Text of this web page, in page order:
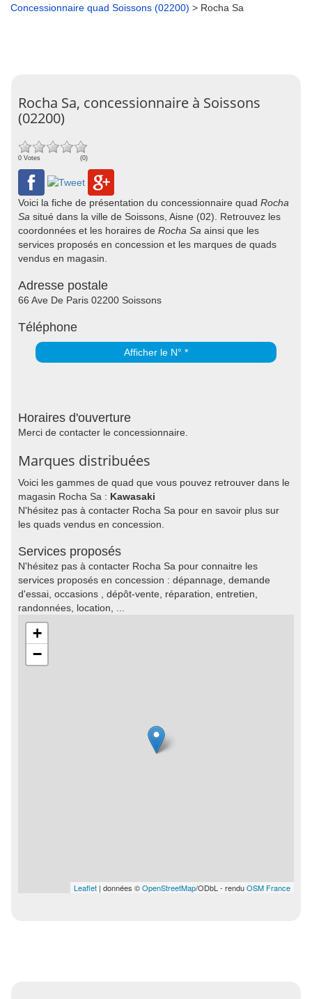
Concessionnaire quad Soissons (02200) > Rocha Sa
Rocha Sa, concessionnaire à Soissons
(02200)
0 Votes (0)
Voici la fiche de présentation du concessionnaire quad Rocha
Sa situé dans la ville de Soissons, Aisne (02). Retrouvez les
coordonnées et les horaires de Rocha Sa ainsi que les
services proposés en concession et les marques de quads
vendus en magasin.
Adresse postale
66 Ave De Paris 02200 Soissons
Téléphone
Afficher le N° *
Horaires d'ouverture
Merci de contacter le concessionnaire.
Marques distribuées
Voici les gammes de quad que vous pouvez retrouver dans le
magasin Rocha Sa : Kawasaki
N'hésitez pas à contacter Rocha Sa pour en savoir plus sur
les quads vendus en concession.
Services proposés
N'hésitez pas à contacter Rocha Sa pour connaitre les
services proposés en concession : dépannage, demande
d'essai, occasions , dépôt-vente, réparation, entretien,
randonnées, location, ...
+
−
Leaflet | données ©OpenStreetMap/ODbL - renduOSM France